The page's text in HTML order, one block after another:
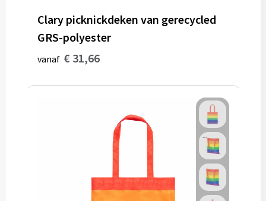
Clary picknickdeken van gerecycled
GRS-polyester
vanaf € 31,66